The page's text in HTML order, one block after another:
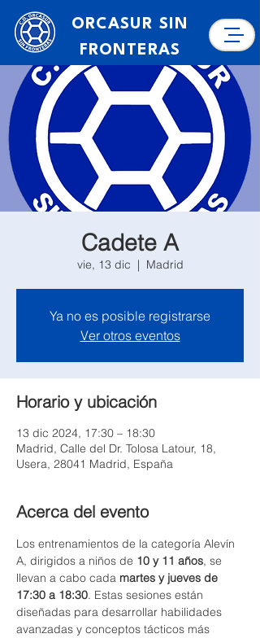
ORCASUR SIN
FRONTERAS
Cadete A
vie, 13 dic
  |
Madrid
Ya no es posible registrarse
Ver otros eventos
Horario y ubicación
13 dic 2024, 17:30 – 18:30
Madrid, Calle del Dr. Tolosa Latour, 18,
Usera, 28041 Madrid, España
Acerca del evento
Los entrenamientos de la categoría Alevín
A, dirigidos a niños de 10 y 11 años, se
llevan a cabo cada martes y jueves de
17:30 a 18:30. Estas sesiones están
diseñadas para desarrollar habilidades
avanzadas y conceptos tácticos más